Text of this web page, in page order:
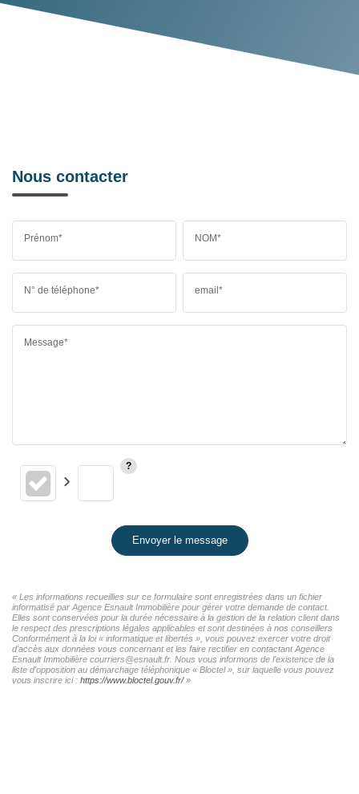
Nous contacter
Prénom* NOM*
N° de téléphone* email*
Message*
Envoyer le message
« Les informations recueillies sur ce formulaire sont enregistrées dans un fichier
informatisé par Agence Esnault Immobilière pour gérer votre demande de contact.
Elles sont conservées pour la durée nécessaire à la gestion de la relation client dans
le respect des prescriptions légales applicables et sont destinées à nos conseillers
Conformément à la loi « informatique et libertés », vous pouvez exercer votre droit
d'accès aux données vous concernant et les faire rectifier en contactant Agence
Esnault Immobilière courriers@esnault.fr. Nous vous informons de l'existence de la
liste d'opposition au démarchage téléphonique « Bloctel », sur laquelle vous pouvez
vous inscrire ici : https://www.bloctel.gouv.fr/»